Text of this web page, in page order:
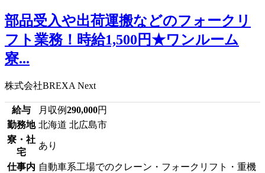
部品受入や出荷運搬などのフォークリ
フト業務！時給1,500円★ワンルーム
寮...
株式会社BREXA Next
給与 月収例290,000円
勤務地 北海道 北広島市
寮・社
宅
あり
仕事内 自動車系工場でのクレーン・フォークリフト・重機